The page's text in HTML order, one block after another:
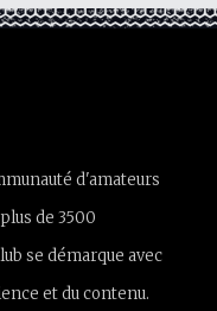
d'amateurs
de 3500
se démarque avec
et du contenu.